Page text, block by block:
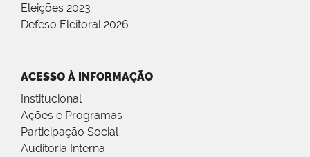
Eleições 2023
Defeso Eleitoral 2026
ACESSO À INFORMAÇÃO
Institucional
Ações e Programas
Participação Social
Auditoria Interna